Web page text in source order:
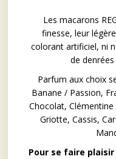
Les macarons
finesse, leur
colorant artificiel, ni
de
Parfum aux choix
Banane / Passion,
Chocolat,
Griotte, Cassis,
Pour se faire